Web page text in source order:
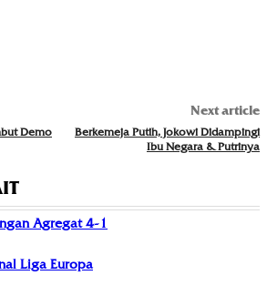
Demo
Next article
Berkemeja Putih, Jokowi Didampingi
Ibu Negara & Putrinya
Agregat 4-1
Liga Europa